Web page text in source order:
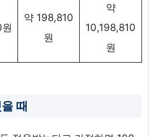
약 198,810
원
약
10,198,810
원
때